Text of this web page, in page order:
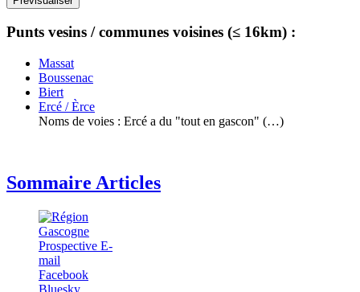
Punts vesins / communes voisines (≤ 16km) :
Massat
Boussenac
Biert
Ercé / Èrce
Noms de voies : Ercé a du "tout en gascon" (…)
Sommaire Articles